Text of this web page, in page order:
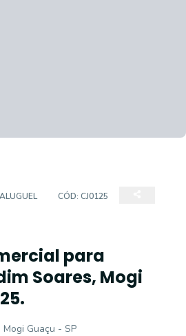
ALUGUEL CÓD: CJ0125
para
Soares, Mogi
Guaçu - SP